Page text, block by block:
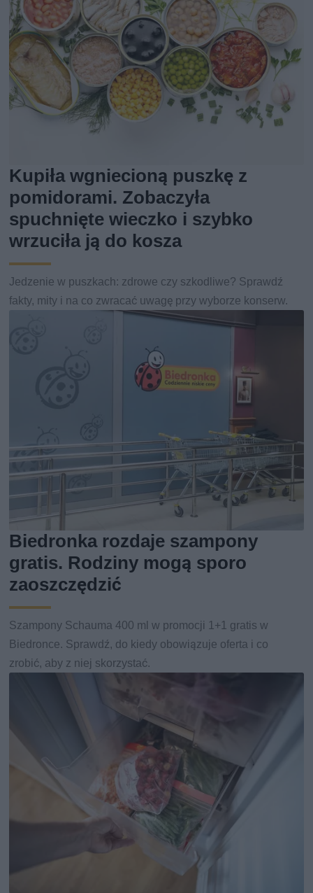
Kupiła wgniecioną puszkę z
pomidorami. Zobaczyła
spuchnięte wieczko i szybko
wrzuciła ją do kosza
Jedzenie w puszkach: zdrowe czy szkodliwe? Sprawdź
fakty, mity i na co zwracać uwagę przy wyborze konserw.
Biedronka rozdaje szampony
gratis. Rodziny mogą sporo
zaoszczędzić
Szampony Schauma 400 ml w promocji 1+1 gratis w
Biedronce. Sprawdź, do kiedy obowiązuje oferta i co
zrobić, aby z niej skorzystać.